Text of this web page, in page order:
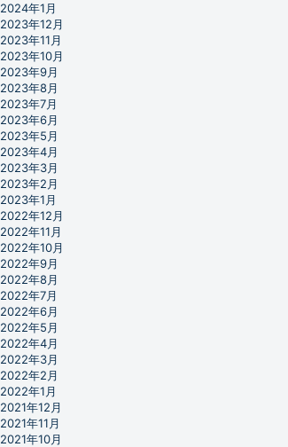
2024年1月
2023年12月
2023年11月
2023年10月
2023年9月
2023年8月
2023年7月
2023年6月
2023年5月
2023年4月
2023年3月
2023年2月
2023年1月
2022年12月
2022年11月
2022年10月
2022年9月
2022年8月
2022年7月
2022年6月
2022年5月
2022年4月
2022年3月
2022年2月
2022年1月
2021年12月
2021年11月
2021年10月